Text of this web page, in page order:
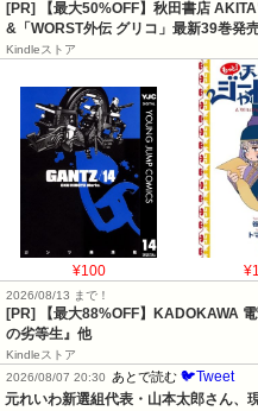
[PR] 【最大50%OFF】秋田書店
&「WORST外伝 グリコ」最新39巻発
Kindleストア
¥100
2026/08/13 まで！
[PR] 【最大88%OFF】KADOKAWA
の劣等生』他
Kindleストア
2026/08/07 20:30
あとで読む 🐦Tweet
元れいわ新選組代表・山本太郎さん、